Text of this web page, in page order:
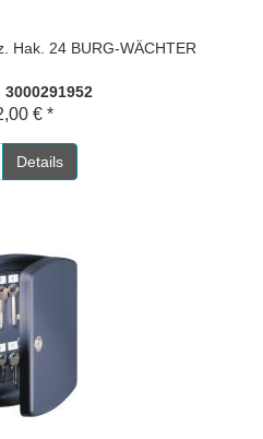
Hak. 24 BURG-WÄCHTER
3000291952
€ *
Details